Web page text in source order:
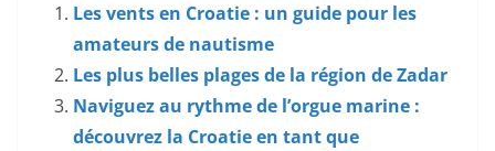
Les vents en Croatie : un guide pour les
amateurs de nautisme
Les plus belles plages de la région de Zadar
Naviguez au rythme de l’orgue marine :
découvrez la Croatie en tant que